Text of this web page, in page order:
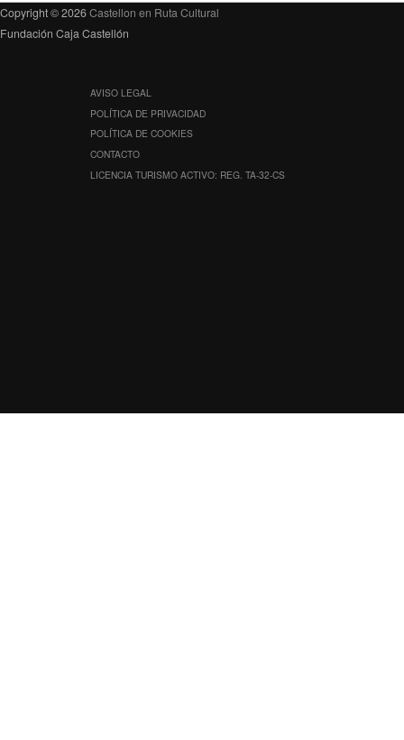
Copyright © 2026Castellon en Ruta Cultural
Fundación Caja Castellón
AVISO LEGAL
POLÍTICA DE PRIVACIDAD
POLÍTICA DE COOKIES
CONTACTO
LICENCIA TURISMO ACTIVO: REG. TA-32-CS